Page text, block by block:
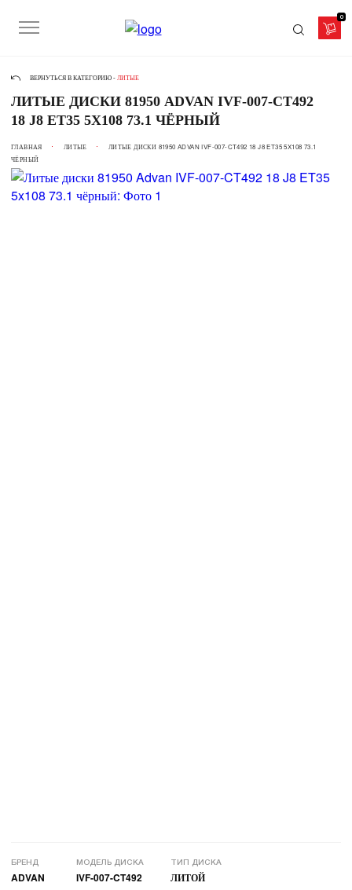
0
ВЕРНУТЬСЯ В КАТЕГОРИЮ - ЛИТЫЕ
ЛИТЫЕ ДИСКИ 81950 ADVAN IVF-007-CT492
18 J8 ET35 5X108 73.1 ЧЁРНЫЙ
ГЛАВНАЯ ЛИТЫЕ
ЛИТЫЕ ДИСКИ 81950 ADVAN IVF-007-CT492 18 J8 ET35 5X108 73.1
ЧЁРНЫЙ
БРЕНД
ADVAN
МОДЕЛЬ ДИСКА
IVF-007-CT492
ТИП ДИСКА
ЛИТОЙ